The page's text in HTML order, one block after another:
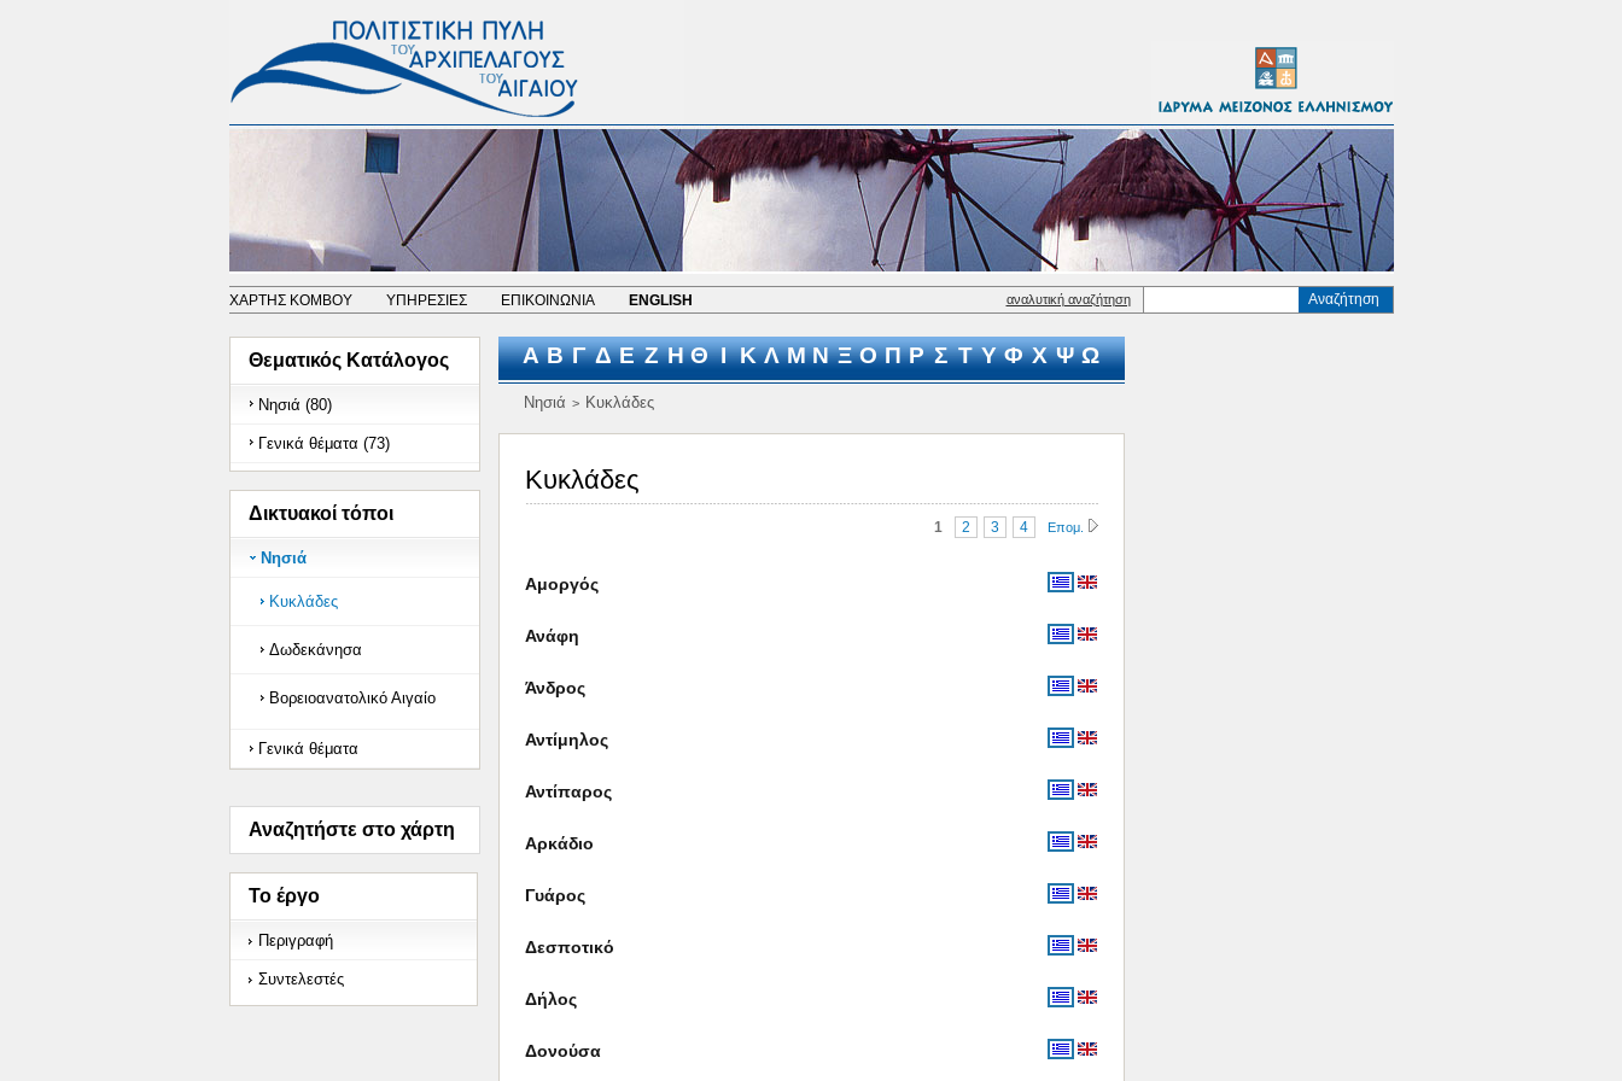
ΧΑΡΤΗΣ ΚΟΜΒΟΥ ΥΠΗΡΕΣΙΕΣ ΕΠΙΚΟΙΝΩΝΙΑ ENGLISH αναλυτική αναζήτηση Αναζήτηση
Θεματικός Κατάλογος
Νησιά (80)
Γενικά θέματα (73)
Δικτυακοί τόποι
Νησιά
Κυκλάδες
Δωδεκάνησα
Βορειοανατολικό Αιγαίο
Γενικά θέματα
Αναζητήστε στο χάρτη
Το έργο
Περιγραφή
Συντελεστές
Α Β Γ Δ Ε Ζ Η Θ Ι Κ Λ Μ Ν Ξ Ο Π Ρ Σ Τ Υ Φ Χ Ψ Ω
Νησιά > Κυκλάδες
Κυκλάδες
1 2 3 4 Επομ.
Αμοργός
Ανάφη
Άνδρος
Αντίμηλος
Αντίπαρος
Αρκάδιο
Γυάρος
Δεσποτικό
Δήλος
Δονούσα